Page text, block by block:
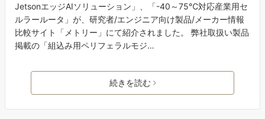
JetsonエッジAIソリューション」、「-40～75℃対応産業用セ
ルラールータ」が、研究者/エンジニア向け製品/メーカー情報
比較サイト「メトリー」にて紹介されました。 弊社取扱い製品
掲載の「組込み用ペリフェラルモジ…
続きを読む